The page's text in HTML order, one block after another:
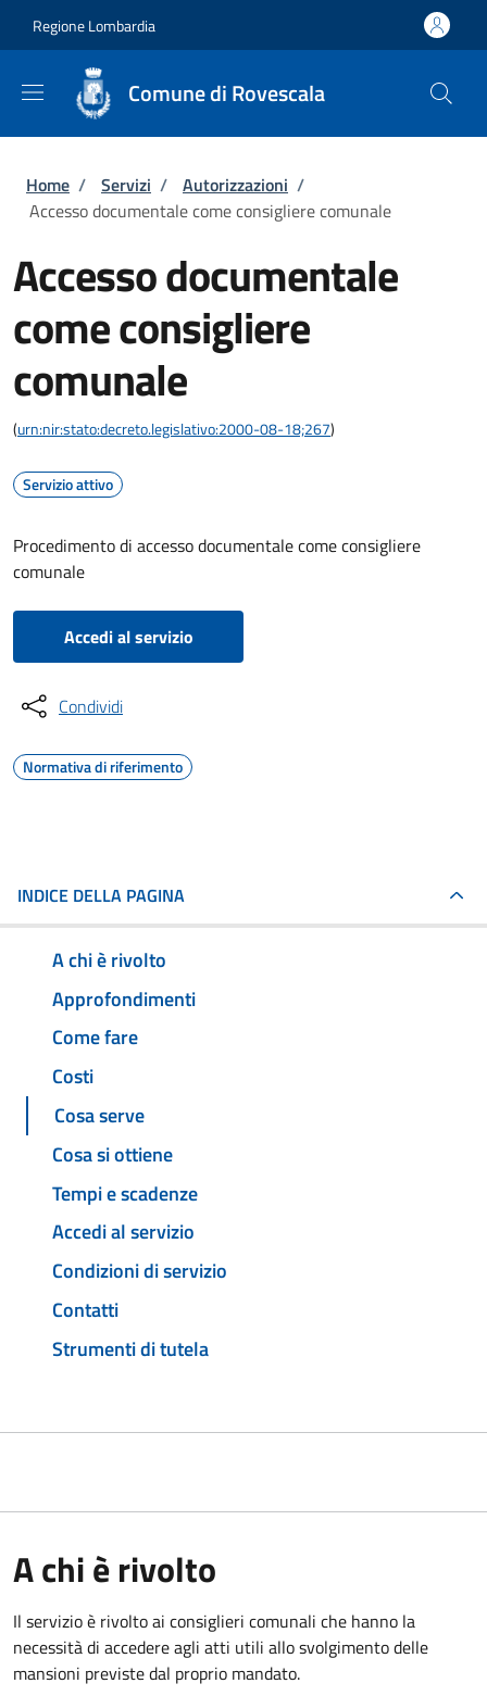
Regione Lombardia
Comune di Rovescala
Briciole di pane
Home / Servizi / Autorizzazioni /
Accesso documentale come consigliere comunale
Accesso documentale
come consigliere
comunale
(urn:nir:stato:decreto.legislativo:2000-08-18;267)
Servizio attivo
Procedimento di accesso documentale come consigliere
comunale
Accedi al servizio
Condividi
Normativa di riferimento
INDICE DELLA PAGINA
A chi è rivolto
Approfondimenti
Come fare
Costi
Cosa serve
Cosa si ottiene
Tempi e scadenze
Accedi al servizio
Condizioni di servizio
Contatti
Strumenti di tutela
A chi è rivolto
Il servizio è rivolto ai consiglieri comunali che hanno la
necessità di accedere agli atti utili allo svolgimento delle
mansioni previste dal proprio mandato.